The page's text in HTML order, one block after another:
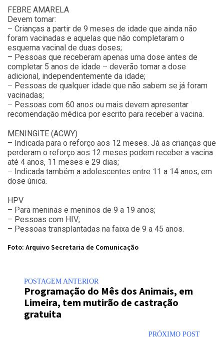
FEBRE AMARELA
Devem tomar:
– Crianças a partir de 9 meses de idade que ainda não
foram vacinadas e aquelas que não completaram o
esquema vacinal de duas doses;
– Pessoas que receberam apenas uma dose antes de
completar 5 anos de idade – deverão tomar a dose
adicional, independentemente da idade;
– Pessoas de qualquer idade que não sabem se já foram
vacinadas;
– Pessoas com 60 anos ou mais devem apresentar
recomendação médica por escrito para receber a vacina.
MENINGITE (ACWY)
– Indicada para o reforço aos 12 meses. Já as crianças que
perderam o reforço aos 12 meses podem receber a vacina
até 4 anos, 11 meses e 29 dias;
– Indicada também a adolescentes entre 11 a 14 anos, em
dose única.
HPV
– Para meninas e meninos de 9 a 19 anos;
– Pessoas com HIV;
– Pessoas transplantadas na faixa de 9 a 45 anos.
Foto: Arquivo Secretaria de Comunicação
POSTAGEM ANTERIOR
Programação do Mês dos Animais, em
Limeira, tem mutirão de castração
gratuita
PRÓXIMO POST